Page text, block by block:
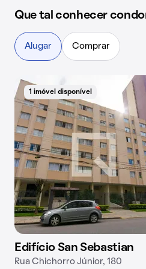
Que tal conhecer
Alugar Comprar
1 imóvel disponível
Edifício San Sebastian
Rua Chichorro Júnior, 180